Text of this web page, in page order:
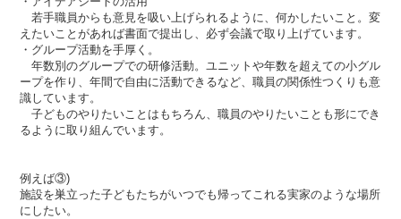
若手職員からも意見を吸い上げられるように、何かしたいこと。変
えたいことがあれば書面で提出し、必ず会議で取り上げています。
・グループ活動を手厚く。
年数別のグループでの研修活動。ユニットや年数を超えての小グル
ープを作り、年間で自由に活動できるなど、職員の関係性つくりも意
識しています。
子どものやりたいことはもちろん、職員のやりたいことも形にでき
るように取り組んでいます。
例えば③)
施設を巣立った子どもたちがいつでも帰ってこれる実家のような場所
にしたい。